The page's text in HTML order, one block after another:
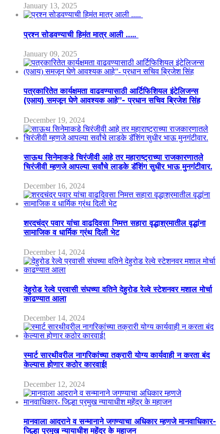
January 13, 2025
प्रश्न सोडवण्याची हिमंत मात्र आली …..
January 09, 2025
पत्रकारितेत कार्यक्षमता वाढवण्यासाठी आर्टिफिशियल इंटेलिजन्स
(एआय) समजून घेणे आवश्यक आहे”- प्रधान सचिव ब्रिजेश सिंह
December 19, 2024
साऊथ सिनेमाकडे चिरंजीवी आहे तर महाराष्ट्राच्या राजकारणातले
चिरंजीवी म्हणजे आपल्या सर्वांचे लाडके डॅशिंग सुधीर भाऊ मुनगंटीवार.
December 16, 2024
शरदचंद्र पवार यांचा वाढदिवसा निमत्त सहारा वृद्धाश्रमातील वृद्धांना
सामाजिक व धार्मिक ग्रंथ दिली भेट
December 14, 2024
देहुरोड रेल्वे प्रवासी संघच्या वतिने देहुरोड रेल्वे स्टेशनवर मशाल मोर्चा
काढण्यात आला
December 14, 2024
स्मार्ट सारथीवरील नागरिकांच्या तक्रारी योग्य कार्यवाही न करता बंद
केल्यास होणार कठोर कारवाई!
December 12, 2024
मानवाला आदराने व सन्मानाने जगण्याचा अधिकार म्हणजे मानवाधिकार-
जिल्हा प्रमुख न्यायाधीश महेंद्र के महाजन